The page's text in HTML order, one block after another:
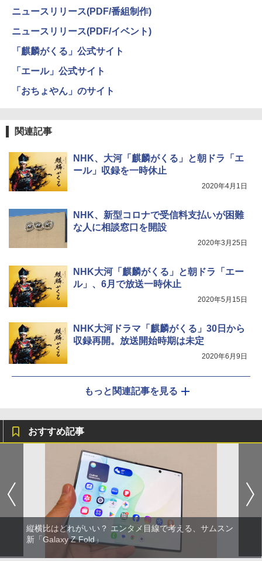
ニュースリリース(PDF/番組制作)
ニュースリリース(PDF/イベント)
「麒麟がくる」公式サイト
「エール」公式サイト
「おちょやん」のサイト
関連記事
NHK、大河「麒麟がくる」と朝ドラ「エ
ール」収録を一時休止
2020年4月1日
NHK、新型コロナで受信料支払いが困難
な人に相談窓口を開設
2020年3月25日
NHK大河「麒麟がくる」と朝ドラ「エー
ル」、6月で放送一時休止
2020年5月15日
NHK大河ドラマ「麒麟がくる」30日から
収録再開。放送開始時期は未定
2020年6月9日
もっと関連記事を見る
おすすめ記事
縦横比はどれがいい？ エンタメ目線で考える、サムスン
新「Galaxy Z Fold」